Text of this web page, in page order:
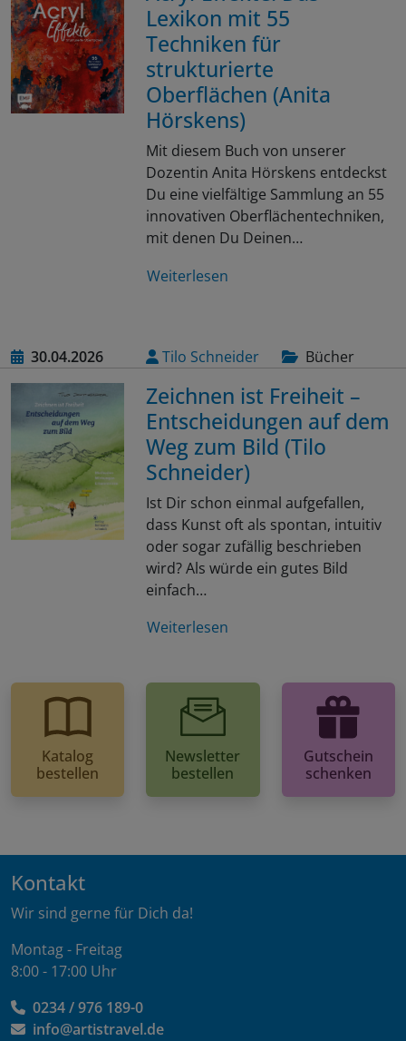
Lexikon mit 55
Techniken für
strukturierte
Oberflächen (Anita
Hörskens)
Mit diesem Buch von unserer
Dozentin Anita Hörskens entdeckst
Du eine vielfältige Sammlung an 55
innovativen Oberflächentechniken,
mit denen Du Deinen…
Weiterlesen
30.04.2026 Tilo Schneider Bücher
Zeichnen ist Freiheit –
Entscheidungen auf dem
Weg zum Bild (Tilo
Schneider)
Ist Dir schon einmal aufgefallen,
dass Kunst oft als spontan, intuitiv
oder sogar zufällig beschrieben
wird? Als würde ein gutes Bild
einfach…
Weiterlesen
Katalog
bestellen
Newsletter
bestellen
Gutschein
schenken
Kontakt
Wir sind gerne für Dich da!
Montag - Freitag
8:00 - 17:00 Uhr
0234 / 976 189-0
info@artistravel.de